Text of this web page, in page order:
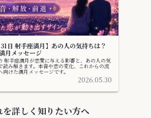
日 射手座満月】あの人の気持ちは？
月メッセージ
射手座満月が恋愛に与える影響と、あの人の気
読み解きます。本音や恋の変化、これからの流
けた満月メッセージです。
2026.05.30
を詳しく知りたい方へ